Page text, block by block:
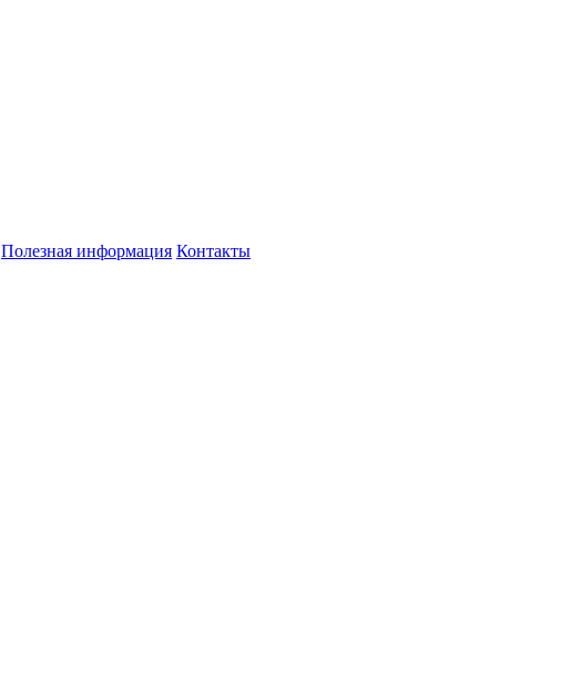
Полезная информация Контакты